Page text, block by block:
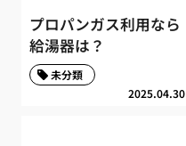
プロパンガス利用なら
給湯器は？
2025.04.30
未分類